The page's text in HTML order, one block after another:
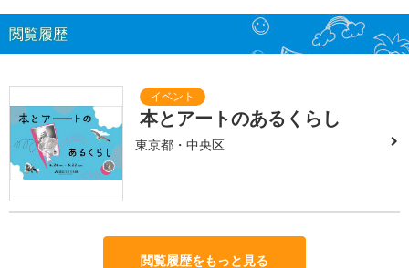
閲覧履歴
本とアートのあるくらし
東京都・中央区
閲覧履歴をもっと見る